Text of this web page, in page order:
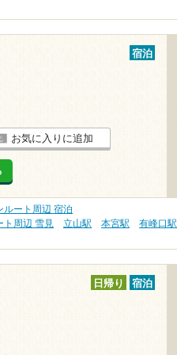
宿泊
お気に入りに追加
ルート周辺 宿泊
ト周辺 雪見
立山駅 本宮駅 有峰口駅
日帰り 宿泊